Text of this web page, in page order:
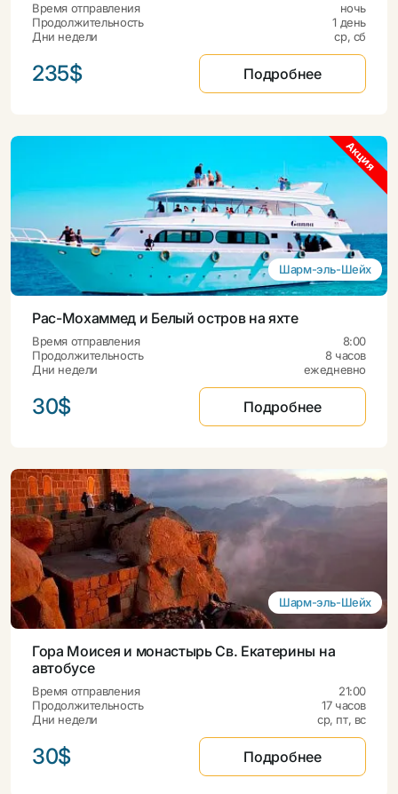
Время отправления
ночь
Продолжительность
1 день
Дни недели
ср, сб
235$ Подробнее
Акция
Акция
Шарм-эль-Шейх
Рас-Мохаммед и Белый остров на яхте
Время отправления
8:00
Продолжительность
8 часов
Дни недели
ежедневно
30$ Подробнее
Шарм-эль-Шейх
Гора Моисея и монастырь Св. Екатерины на
автобусе
Время отправления
21:00
Продолжительность
17 часов
Дни недели
ср, пт, вс
30$ Подробнее